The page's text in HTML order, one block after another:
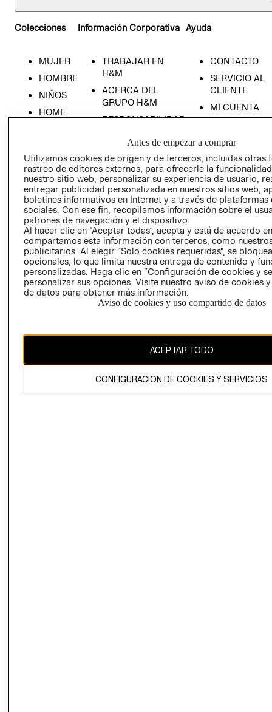
Colecciones
MUJER
HOMBRE
NIÑOS
HOME
Información Corporativa
TRABAJAR EN
H&M
ACERCA DEL
GRUPO H&M
RESPONSABILIDAD
PRENSA
RELACIÓN CON
INVERSIONISTAS
POLÍTICA
EMPRESARIAL
Ayuda
CONTACTO
SERVICIO AL
CLIENTE
MI CUENTA
- RETIRO EN
TIENDA
TÉRMINOS Y
CONDICIONES
PRIVACIDAD
GIFT CARD
AVISO DE
COOKIES
Uruguay ($U)
Antes de empezar a comprar
Utilizamos cookies de origen y de terceros, incluidas otras
rastreo de editores externos, para ofrecerle la
nuestro sitio web, personalizar su experiencia de usuario,
entregar publicidad personalizada en nuestros sitios web,
boletines informativos en Internet y a través de plataformas
sociales. Con ese fin, recopilamos información sobre el
patrones de navegación y el dispositivo.
Al hacer clic en “Aceptar todas”, acepta y está de acuerdo
compartamos esta información con terceros, como
publicitarios. Al elegir “Solo cookies requeridas”, se
opcionales, lo que limita nuestra entrega de contenido y
personalizadas. Haga clic en “Configuración de cookies y
personalizar sus opciones. Visite nuestro aviso de cookies
de datos para obtener más información.
Aviso de cookies y uso compartido de datos
ACEPTAR TODO
CONFIGURACIÓN DE COOKIES Y SERVICIOS